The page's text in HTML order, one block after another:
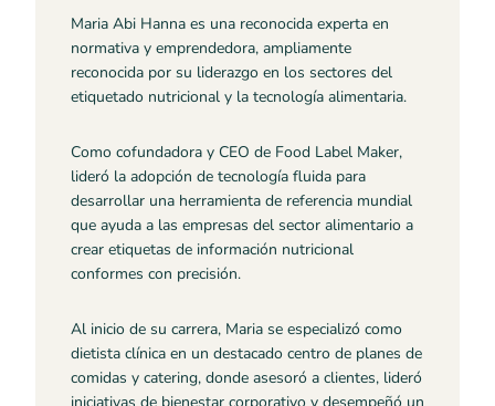
Maria Abi Hanna es una reconocida experta en
normativa y emprendedora, ampliamente
reconocida por su liderazgo en los sectores del
etiquetado nutricional y la tecnología alimentaria.
Como cofundadora y CEO de Food Label Maker,
lideró la adopción de tecnología fluida para
desarrollar una herramienta de referencia mundial
que ayuda a las empresas del sector alimentario a
crear etiquetas de información nutricional
conformes con precisión.
Al inicio de su carrera, Maria se especializó como
dietista clínica en un destacado centro de planes de
comidas y catering, donde asesoró a clientes, lideró